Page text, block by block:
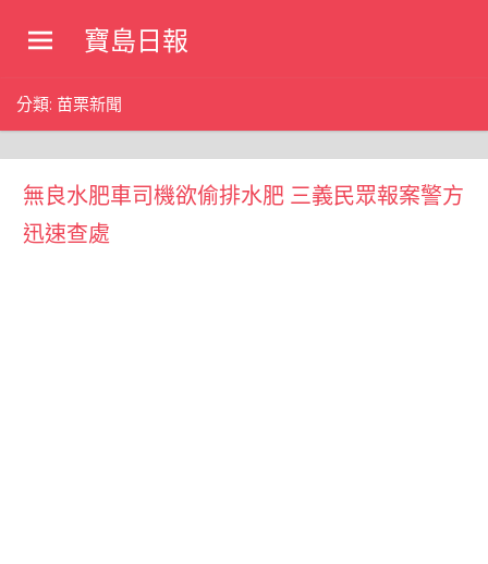
寶島日報
島
分類: 苗栗新聞
無良水肥車司機欲偷排水肥 三義民眾報案警方
迅速查處